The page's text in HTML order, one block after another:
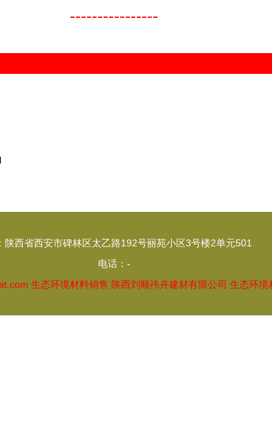
----------------
陕西省西安市碑林区太乙路192号丽苑小区3号楼2单元501
电话：-
生态环境材料销售 陕西刘顺祎卉建材有限公司 生态环境